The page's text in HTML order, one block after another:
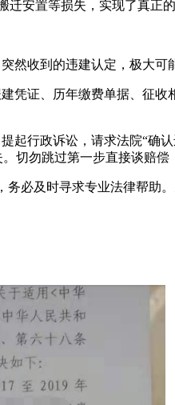
安置等损失，实现了真正的
然收到的违建认定，极大
凭证、历年缴费单据、征
起行政诉讼，请求法院“
切勿跳过第一步直接谈赔偿
必及时寻求专业法律帮